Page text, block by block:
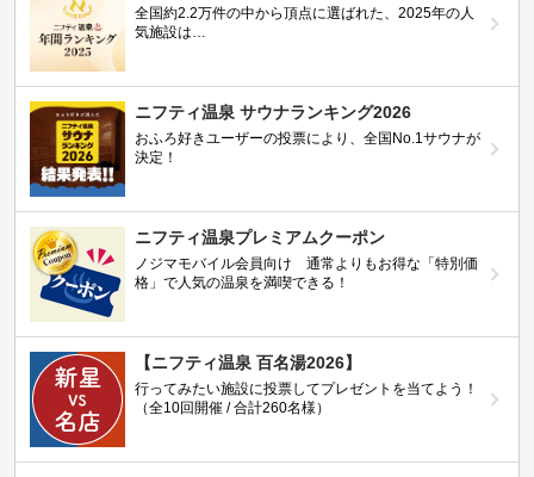
全国約2.2万件の中から頂点に選ばれた、2025年の人
気施設は…
ニフティ温泉 サウナランキング2026
おふろ好きユーザーの投票により、全国No.1サウナが
決定！
ニフティ温泉プレミアムクーポン
ノジマモバイル会員向け 通常よりもお得な「特別価
格」で人気の温泉を満喫できる！
【ニフティ温泉 百名湯2026】
行ってみたい施設に投票してプレゼントを当てよう！
（全10回開催 / 合計260名様）